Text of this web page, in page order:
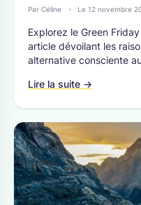
Par Céline Le 12 novembre
Explorez le Green
article dévoilant les
alternative consciente
Lire la suite →